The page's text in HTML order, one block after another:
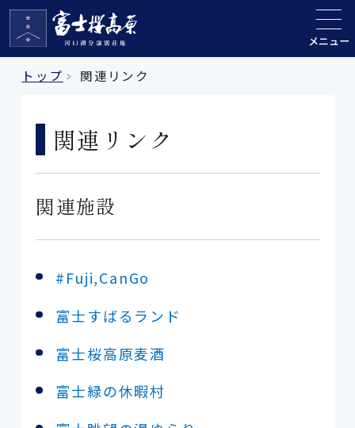
メニュー
トップ 関連リンク
関連リンク
関連施設
#Fuji,CanGo
富士すばるランド
富士桜高原麦酒
富士緑の休暇村